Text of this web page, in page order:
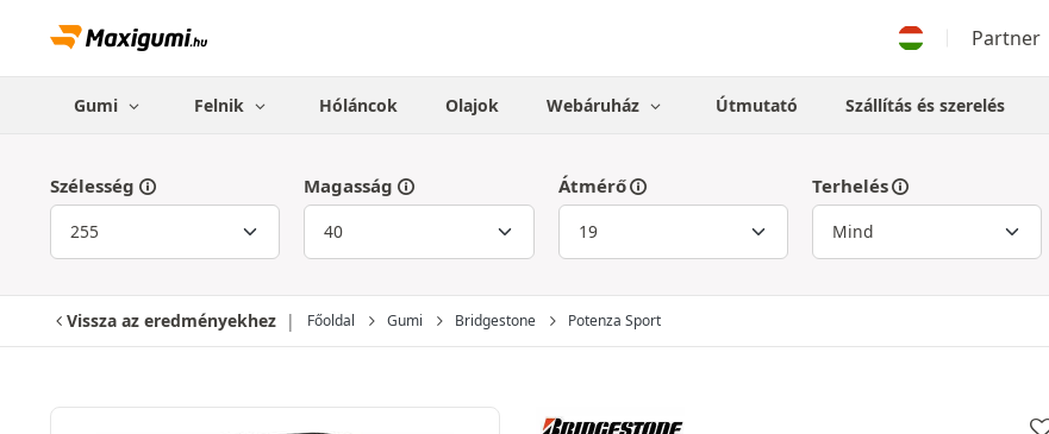
Partner
Gumi Felnik Hóláncok Olajok Webáruház Útmutató Szállítás és szerelés
Szélesség Magasság Átmérő Terhelés
Vissza az eredményekhez Főoldal Gumi Bridgestone Potenza Sport